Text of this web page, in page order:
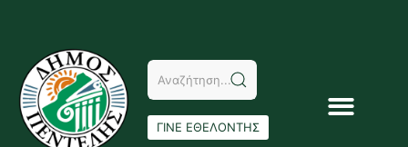
ΓΙΝΕ ΕΘΕΛΟΝΤΗΣ